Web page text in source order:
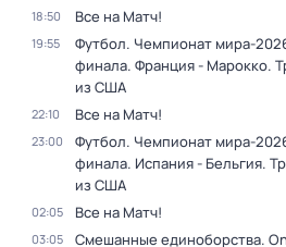
18:50 Все на Матч!
19:55
Футбол. Чемпионат мира-
финала. Франция - Марокко.
из США
22:10 Все на Матч!
23:00
Футбол. Чемпионат мира-
финала. Испания - Бельгия.
из США
02:05 Все на Матч!
03:05
Смешанные единоборства.